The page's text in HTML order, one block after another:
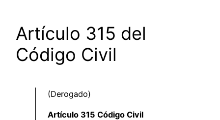
Artículo 315 del
Código Civil
(Derogado)
Artículo 315 Código Civil